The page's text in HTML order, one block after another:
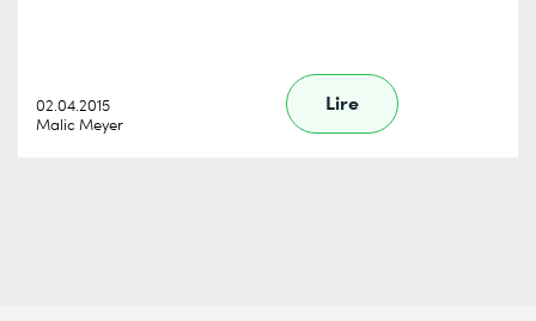
02.04.2015
Malic Meyer
Lire